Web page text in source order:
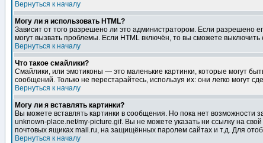
Вернуться к началу
Могу ли я использовать HTML?
Зависит от того разрешено ли это администратором. Если разрешено
могут вызвать проблемы. Если HTML включён, то вы сможете
Вернуться к началу
Что такое смайлики?
Смайлики, или эмотиконы — это маленькие картинки, которые могут
сообщений. Только не перестарайтесь, используя их: они легко
Вернуться к началу
Могу ли я вставлять картинки?
Вы можете вставлять картинки в сообщения. Но пока нет возможности
unknown-place.net/my-picture.gif. Вы не можете указать ни ссылку на
почтовых ящиках mail.ru, на защищённых паролем сайтах и т.д. Для
Вернуться к началу